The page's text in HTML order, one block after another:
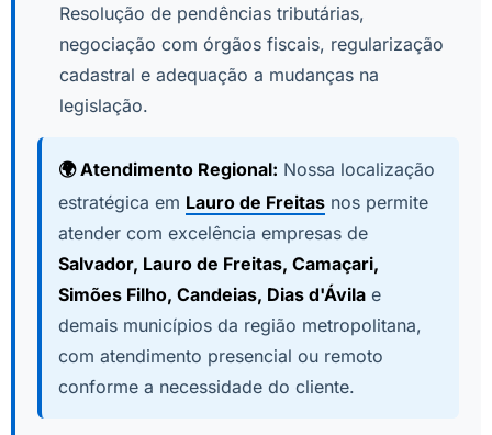
Resolução de pendências tributárias,
negociação com órgãos fiscais, regularização
cadastral e adequação a mudanças na
legislação.
🌍 Atendimento Regional: Nossa localização
estratégica em Lauro de Freitas nos permite
atender com excelência empresas de
Salvador, Lauro de Freitas, Camaçari,
Simões Filho, Candeias, Dias d'Ávila e
demais municípios da região metropolitana,
com atendimento presencial ou remoto
conforme a necessidade do cliente.